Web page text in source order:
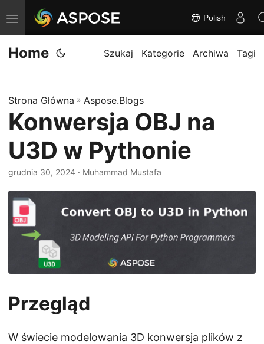
P
r
z
ą
c
n
a
i
g
Polish
Home Szukaj Kategorie Archiwa Tagi
Strona Główna » Aspose.Blogs
Konwersja OBJ na
U3D w Pythonie
grudnia 30, 2024 · Muhammad Mustafa
Przegląd
W świecie modelowania 3D konwersja plików z